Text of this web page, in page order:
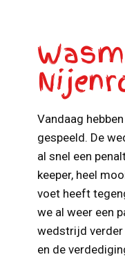
Vandaag
gespeeld. De
al snel een
keeper, heel
voet heeft
we al weer een
wedstrijd
en de